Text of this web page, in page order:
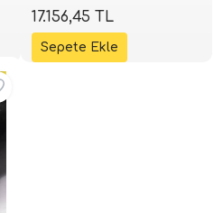
Malzemesi | 500x800
mm | 20 Adet (8.0 m²) |
SPLHIFI
17.156,45 TL